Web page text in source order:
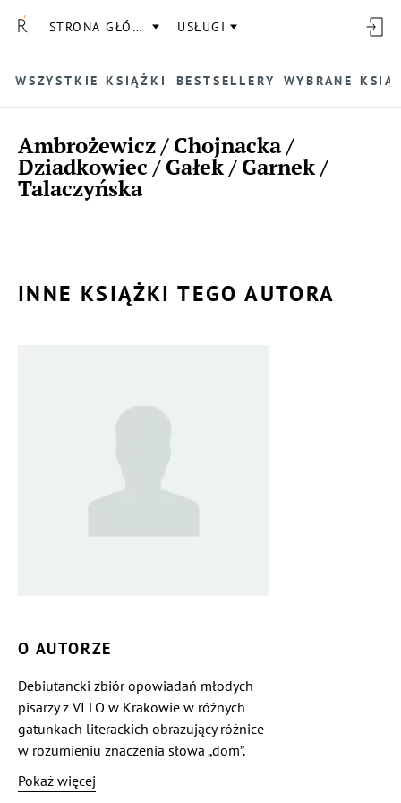
STRONA GŁÓWNA USŁUGI
WSZYSTKIE KSIĄŻKI BESTSELLERY WYBRANE
Ambrożewicz / Chojnacka /
Dziadkowiec / Gałek / Garnek /
Talaczyńska
INNE KSIĄŻKI TEGO AUTORA
O AUTORZE
Debiutancki zbiór opowiadań młodych
pisarzy z VI LO w Krakowie w różnych
gatunkach literackich obrazujący różnice
w rozumieniu znaczenia słowa „dom”.
Pokaż więcej